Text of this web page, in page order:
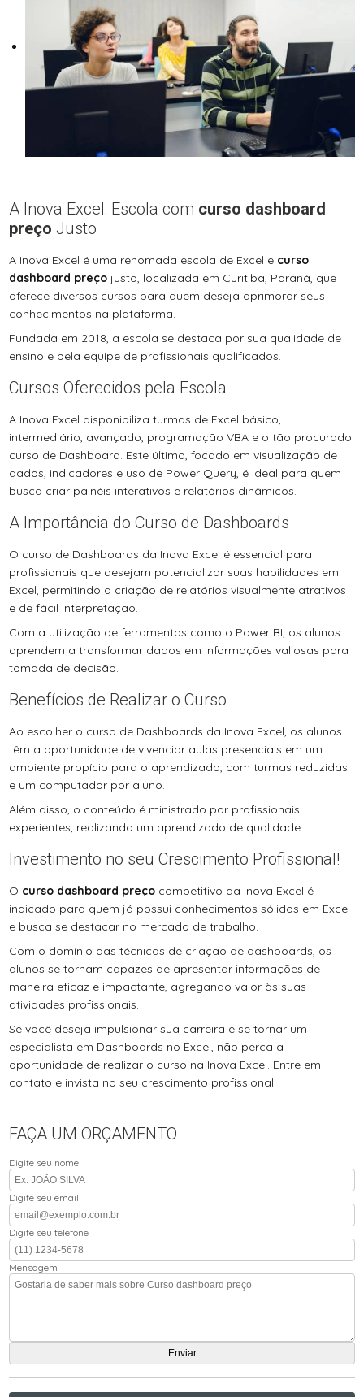
A Inova Excel: Escola com curso dashboard
preço Justo
A Inova Excel é uma renomada escola de Excel e curso
dashboard preço justo, localizada em Curitiba, Paraná, que
oferece diversos cursos para quem deseja aprimorar seus
conhecimentos na plataforma.
Fundada em 2018, a escola se destaca por sua qualidade de
ensino e pela equipe de profissionais qualificados.
Cursos Oferecidos pela Escola
A Inova Excel disponibiliza turmas de Excel básico,
intermediário, avançado, programação VBA e o tão procurado
curso de Dashboard. Este último, focado em visualização de
dados, indicadores e uso de Power Query, é ideal para quem
busca criar painéis interativos e relatórios dinâmicos.
A Importância do Curso de Dashboards
O curso de Dashboards da Inova Excel é essencial para
profissionais que desejam potencializar suas habilidades em
Excel, permitindo a criação de relatórios visualmente atrativos
e de fácil interpretação.
Com a utilização de ferramentas como o Power BI, os alunos
aprendem a transformar dados em informações valiosas para
tomada de decisão.
Benefícios de Realizar o Curso
Ao escolher o curso de Dashboards da Inova Excel, os alunos
têm a oportunidade de vivenciar aulas presenciais em um
ambiente propício para o aprendizado, com turmas reduzidas
e um computador por aluno.
Além disso, o conteúdo é ministrado por profissionais
experientes, realizando um aprendizado de qualidade.
Investimento no seu Crescimento Profissional!
O curso dashboard preço competitivo da Inova Excel é
indicado para quem já possui conhecimentos sólidos em Excel
e busca se destacar no mercado de trabalho.
Com o domínio das técnicas de criação de dashboards, os
alunos se tornam capazes de apresentar informações de
maneira eficaz e impactante, agregando valor às suas
atividades profissionais.
Se você deseja impulsionar sua carreira e se tornar um
especialista em Dashboards no Excel, não perca a
oportunidade de realizar o curso na Inova Excel. Entre em
contato e invista no seu crescimento profissional!
FAÇA UM ORÇAMENTO
Digite seu nome
Digite seu email
Digite seu telefone
Mensagem